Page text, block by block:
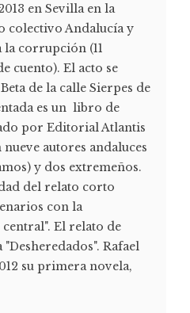
en Sevilla en la
colectivo Andalucía y
corrupción (11
cuento). El acto se
de la calle Sierpes de
es un libro de
por Editorial Atlantis
autores andaluces
y dos extremeños.
del relato corto
con la
El relato de
Rafael
su primera novela,